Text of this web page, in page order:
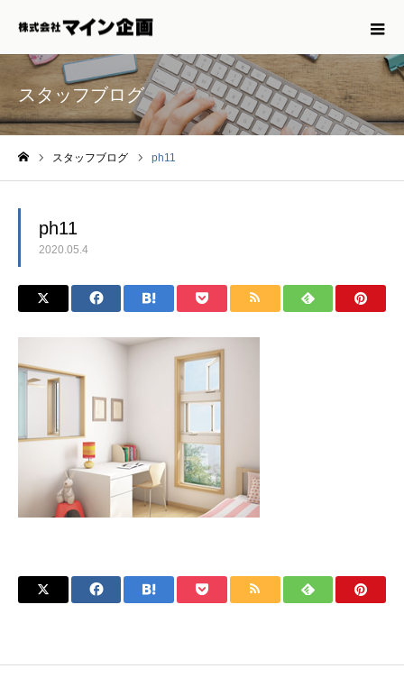
スタッフブログ
スタッフブログ ph11
ph11
2020.05.4